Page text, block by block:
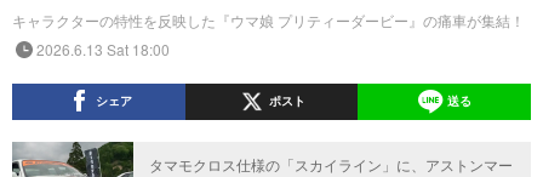
キャラクターの特性を反映した『ウマ娘 プリティーダービー』の痛車が集結！
2026.6.13 Sat 18:00
シェア ポスト 送る
タマモクロス仕様の「スカイライン」に、アストンマー